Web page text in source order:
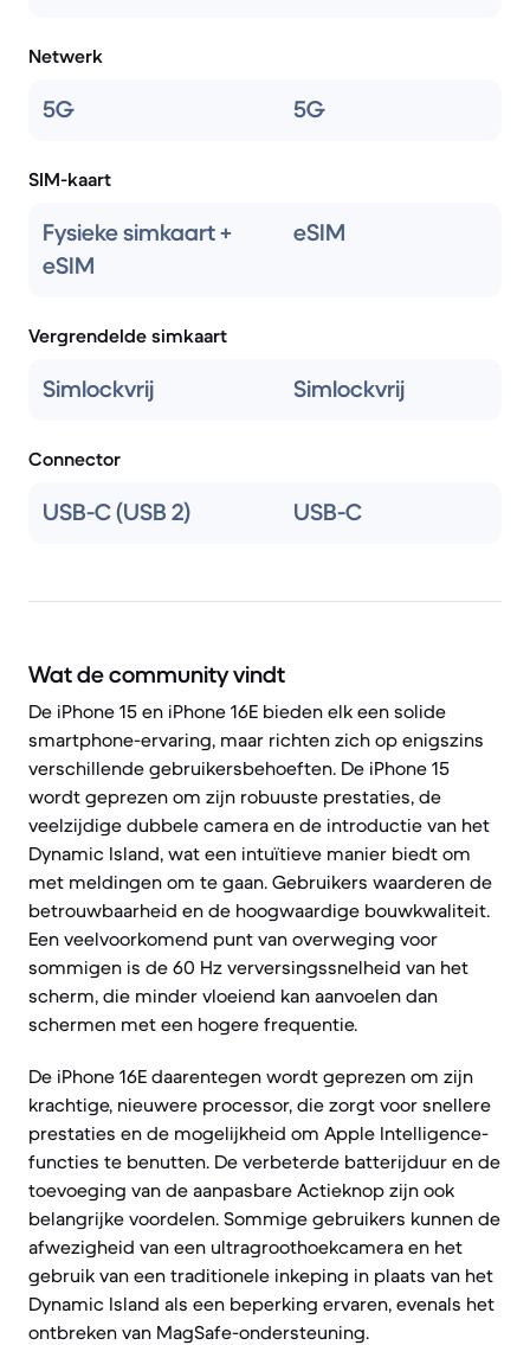
Netwerk
5G 5G
SIM-kaart
Fysieke simkaart +
eSIM
eSIM
Vergrendelde simkaart
Simlockvrij Simlockvrij
Connector
USB-C (USB 2) USB-C
Wat de community vindt
De iPhone 15 en iPhone 16E bieden elk een solide
smartphone-ervaring, maar richten zich op enigszins
verschillende gebruikersbehoeften. De iPhone 15
wordt geprezen om zijn robuuste prestaties, de
veelzijdige dubbele camera en de introductie van het
Dynamic Island, wat een intuïtieve manier biedt om
met meldingen om te gaan. Gebruikers waarderen de
betrouwbaarheid en de hoogwaardige bouwkwaliteit.
Een veelvoorkomend punt van overweging voor
sommigen is de 60 Hz verversingssnelheid van het
scherm, die minder vloeiend kan aanvoelen dan
schermen met een hogere frequentie.
De iPhone 16E daarentegen wordt geprezen om zijn
krachtige, nieuwere processor, die zorgt voor snellere
prestaties en de mogelijkheid om Apple Intelligence-
functies te benutten. De verbeterde batterijduur en de
toevoeging van de aanpasbare Actieknop zijn ook
belangrijke voordelen. Sommige gebruikers kunnen de
afwezigheid van een ultragroothoekcamera en het
gebruik van een traditionele inkeping in plaats van het
Dynamic Island als een beperking ervaren, evenals het
ontbreken van MagSafe-ondersteuning.